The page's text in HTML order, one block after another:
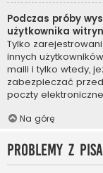
Podczas próby
użytkownika
Tylko
innych
maili i tylko wtedy,
zabezpieczać
poczty
Na górę
Problemy z